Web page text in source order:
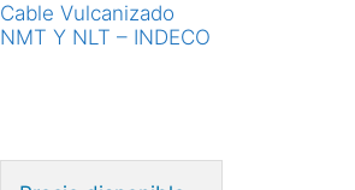
Cable Vulcanizado
NMT Y NLT – INDECO